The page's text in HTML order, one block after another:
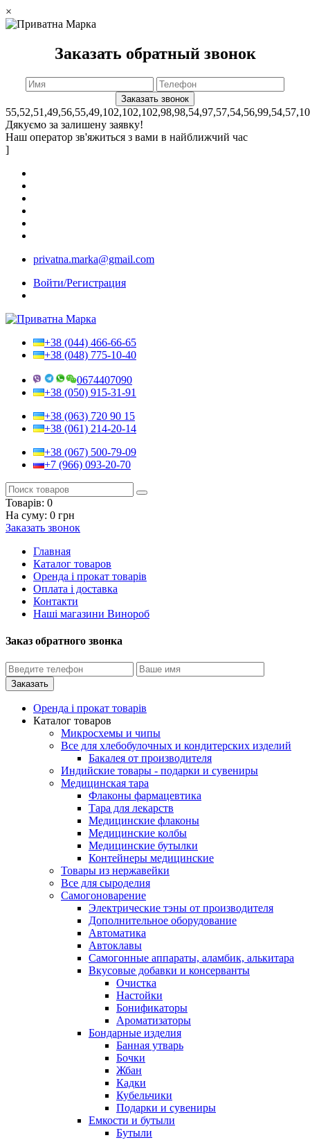
×
Заказать обратный звонок
Дякуємо за залишену заявку!
Наш оператор зв'яжиться з вами в найближчий час
]
privatna.marka@gmail.com
Войти/Регистрация
+38 (044) 466-66-65
+38 (048) 775-10-40
0674407090
+38 (050) 915-31-91
+38 (063) 720 90 15
+38 (061) 214-20-14
+38 (067) 500-79-09
+7 (966) 093-20-70
Товарів: 0
На суму: 0 грн
Заказать звонок
Главная
Каталог товаров
Оренда і прокат товарів
Оплата і доставка
Контакти
Наші магазини Винороб
Заказ обратного звонка
Оренда і прокат товарів
Каталог товаров
Микросхемы и чипы
Все для хлебобулочных и кондитерских изделий
Бакалея от производителя
Индийские товары - подарки и сувениры
Медицинская тара
Флаконы фармацевтика
Тара для лекарств
Медицинские флаконы
Медицинские колбы
Медицинские бутылки
Контейнеры медицинские
Товары из нержавейки
Все для сыроделия
Самогоноварение
Электрические тэны от производителя
Дополнительное оборудование
Автоматика
Автоклавы
Самогонные аппараты, аламбик, алькитара
Вкусовые добавки и консерванты
Очистка
Настойки
Бонификаторы
Ароматизаторы
Бондарные изделия
Банная утварь
Бочки
Жбан
Кадки
Кубельчики
Подарки и сувениры
Емкости и бутыли
Бутыли